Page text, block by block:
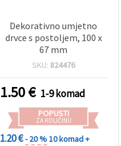
Dekorativno umjetno
drvce s postoljem, 100 x
67 mm
SKU: 824476
1.50€ 1-9 komad
POPUSTI
ZA KOLIČINU
1.20 €- 20 %10 komad +